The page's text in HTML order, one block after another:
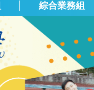
綜合業務組